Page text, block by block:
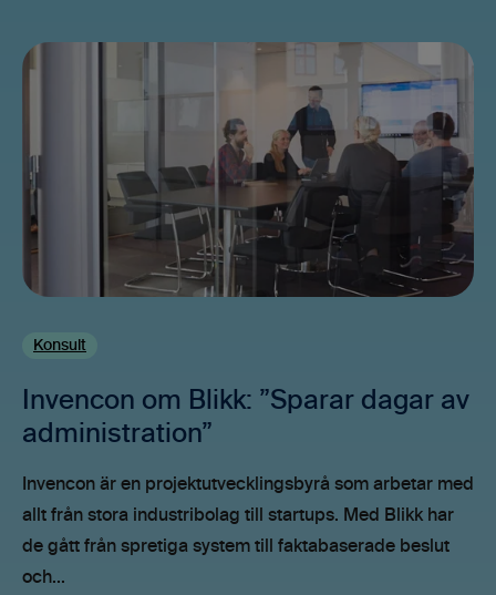
Konsult
Invencon om Blikk: ”Sparar dagar av
administration”
Invencon är en projektutvecklingsbyrå som arbetar med
allt från stora industribolag till startups. Med Blikk har
de gått från spretiga system till faktabaserade beslut
och...